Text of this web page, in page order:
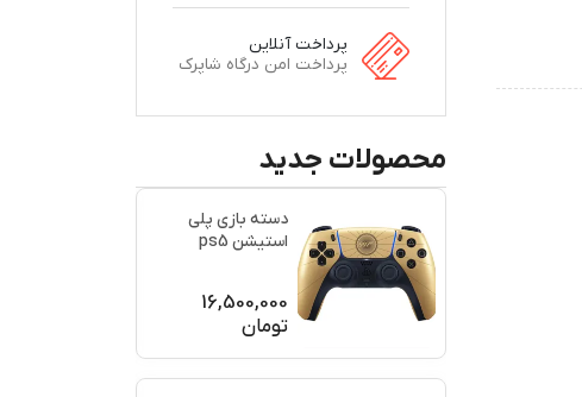
پرداخت آنلاین
پرداخت امن درگاه شاپرک
محصولات جدید
دسته بازی پلی
استیشن ps5
16,500,000
تومان